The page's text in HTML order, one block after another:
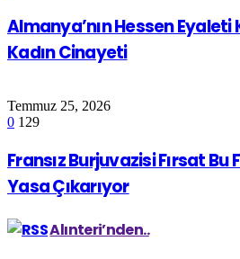
Almanya’nın Hessen
Kadın Cinayeti
Temmuz 25, 2026
0 129
Fransız Burjuvazisi Fırsat Bu
Yasa Çıkarıyor
Alınteri’nden..